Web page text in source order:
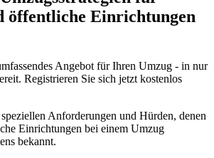
öffentliche Einrichtungen
Angebot für Ihren Umzug - in nur
Registrieren Sie sich jetzt kostenlos
Anforderungen und Hürden, denen
Einrichtungen bei einem Umzug
bekannt.